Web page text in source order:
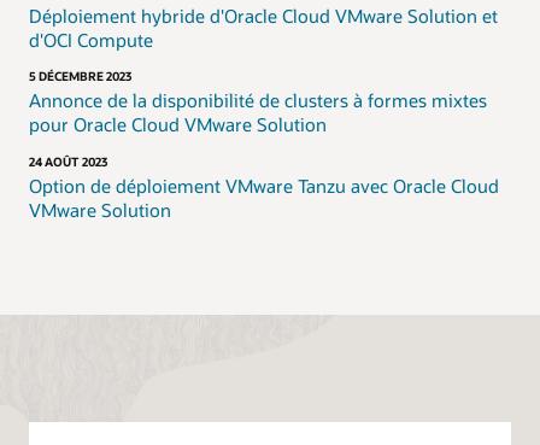
Déploiement hybride d'Oracle Cloud VMware Solution et
d'OCI Compute
5 DÉCEMBRE 2023
Annonce de la disponibilité de clusters à formes mixtes
pour Oracle Cloud VMware Solution
24 AOÛT 2023
Option de déploiement VMware Tanzu avec Oracle Cloud
VMware Solution